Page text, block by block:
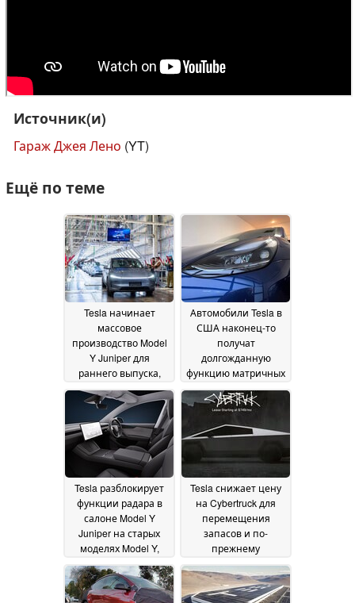
Источник(и)
Гараж Джея Лено (YT)
Ещё по теме
Tesla начинает
массовое
производство Model
Y Juniper для
раннего выпуска,
поскольку поставки
в США
откладываются
19
February 2025
Автомобили Tesla в
США наконец-то
получат
долгожданную
функцию матричных
фар16 February 2025
Tesla разблокирует
функции радара в
салоне Model Y
Juniper на старых
моделях Model Y,
предлагая
бесплатную замену
оборудования15
Tesla снижает цену
на Cybertruck для
перемещения
запасов и по-
прежнему
предлагает
бесплатную
упаковку13 February